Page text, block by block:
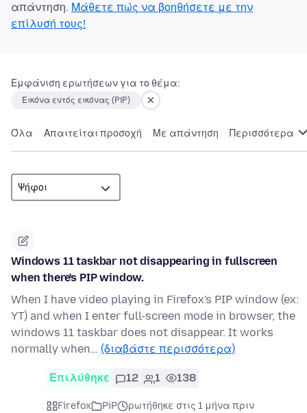
απάντηση. Μάθετε πώς να βοηθήσετε με την
επίλυσή τους!
Εμφάνιση ερωτήσεων για το θέμα:
Εικόνα εντός εικόνας (PiP)
Όλα Απαιτείται προσοχή Με απάντηση Περισσότερα
Windows 11 taskbar not disappearing in fullscreen
when there's PIP window.
When I have video playing in Firefox's PIP window (ex:
YT) and when I enter full-screen mode in browser, the
windows 11 taskbar does not disappear. It works
normally when… (διαβάστε περισσότερα)
Επιλύθηκε 12 1 138
Firefox PiP
ρωτήθηκε στις 1 μήνα πριν